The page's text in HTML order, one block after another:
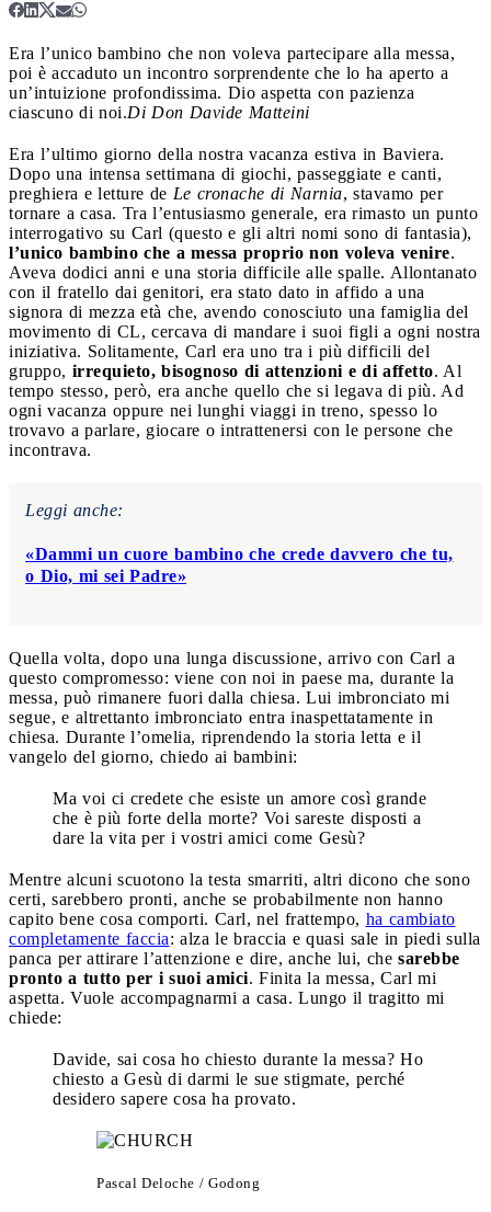
Era l’unico bambino che non voleva partecipare alla messa,
poi è accaduto un incontro sorprendente che lo ha aperto a
un’intuizione profondissima. Dio aspetta con pazienza
ciascuno di noi.Di Don Davide Matteini
Era l’ultimo giorno della nostra vacanza estiva in Baviera.
Dopo una intensa settimana di giochi, passeggiate e canti,
preghiera e letture de Le cronache di Narnia, stavamo per
tornare a casa. Tra l’entusiasmo generale, era rimasto un punto
interrogativo su Carl (questo e gli altri nomi sono di fantasia),
l’unico bambino che a messa proprio non voleva venire.
Aveva dodici anni e una storia difficile alle spalle. Allontanato
con il fratello dai genitori, era stato dato in affido a una
signora di mezza età che, avendo conosciuto una famiglia del
movimento di CL, cercava di mandare i suoi figli a ogni nostra
iniziativa. Solitamente, Carl era uno tra i più difficili del
gruppo, irrequieto, bisognoso di attenzioni e di affetto. Al
tempo stesso, però, era anche quello che si legava di più. Ad
ogni vacanza oppure nei lunghi viaggi in treno, spesso lo
trovavo a parlare, giocare o intrattenersi con le persone che
incontrava.
Leggi anche:
«Dammi un cuore bambino che crede davvero che tu,
o Dio, mi sei Padre»
Quella volta, dopo una lunga discussione, arrivo con Carl a
questo compromesso: viene con noi in paese ma, durante la
messa, può rimanere fuori dalla chiesa. Lui imbronciato mi
segue, e altrettanto imbronciato entra inaspettatamente in
chiesa. Durante l’omelia, riprendendo la storia letta e il
vangelo del giorno, chiedo ai bambini:
Ma voi ci credete che esiste un amore così grande
che è più forte della morte? Voi sareste disposti a
dare la vita per i vostri amici come Gesù?
Mentre alcuni scuotono la testa smarriti, altri dicono che sono
certi, sarebbero pronti, anche se probabilmente non hanno
capito bene cosa comporti. Carl, nel frattempo, ha cambiato
completamente faccia: alza le braccia e quasi sale in piedi sulla
panca per attirare l’attenzione e dire, anche lui, che sarebbe
pronto a tutto per i suoi amici. Finita la messa, Carl mi
aspetta. Vuole accompagnarmi a casa. Lungo il tragitto mi
chiede:
Davide, sai cosa ho chiesto durante la messa? Ho
chiesto a Gesù di darmi le sue stigmate, perché
desidero sapere cosa ha provato.
Pascal Deloche / Godong